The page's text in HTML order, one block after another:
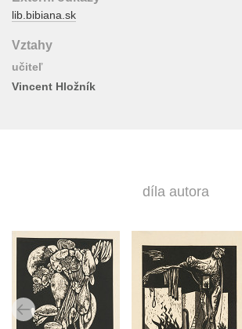
lib.bibiana.sk
Vztahy
učiteľ
Vincent Hložník
díla autora